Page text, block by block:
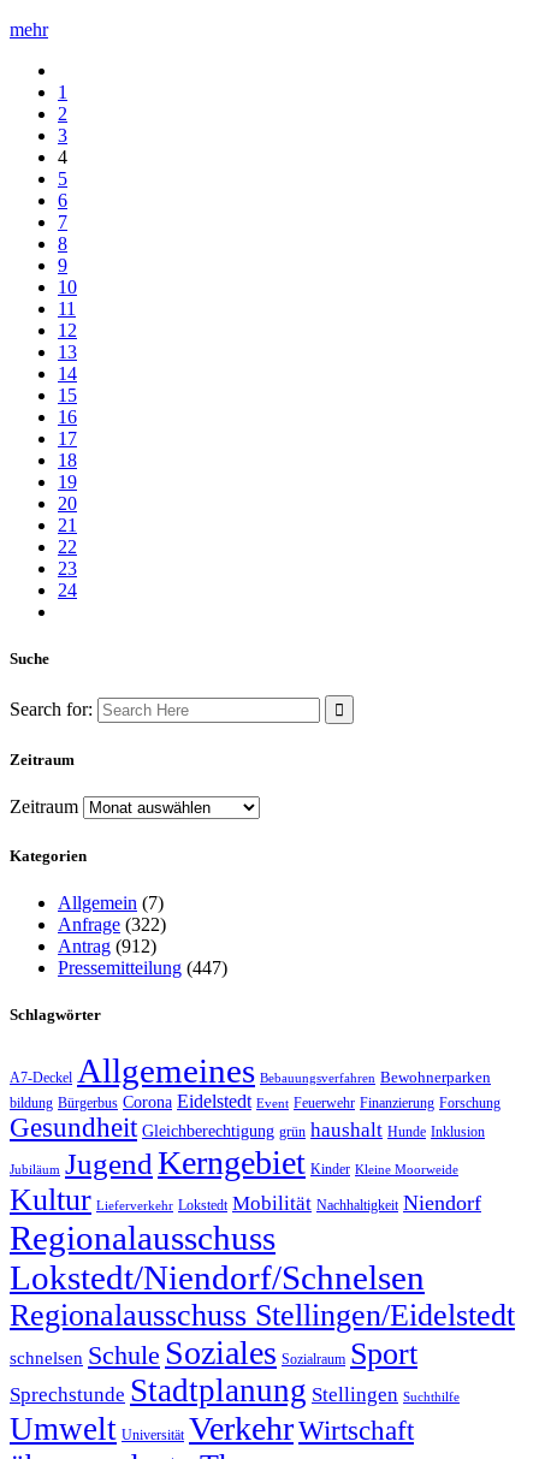
mehr
1
2
3
4
5
6
7
8
9
10
11
12
13
14
15
16
17
18
19
20
21
22
23
24
Suche
Search for:
Zeitraum
Zeitraum
Kategorien
Allgemein (7)
Anfrage (322)
Antrag (912)
Pressemitteilung (447)
Schlagwörter
A7-Deckel Allgemeines Bebauungsverfahren Bewohnerparken
bildung Bürgerbus Corona Eidelstedt Event Feuerwehr Finanzierung Forschung
Gesundheit Gleichberechtigung grün haushalt Hunde Inklusion
Jubiläum Jugend Kerngebiet Kinder Kleine Moorweide
Kultur Lieferverkehr Lokstedt Mobilität Nachhaltigkeit Niendorf
Regionalausschuss
Lokstedt/Niendorf/Schnelsen
Regionalausschuss Stellingen/Eidelstedt
schnelsen Schule Soziales Sozialraum Sport
Sprechstunde Stadtplanung Stellingen Suchthilfe
Umwelt Universität VerkehrWirtschaft